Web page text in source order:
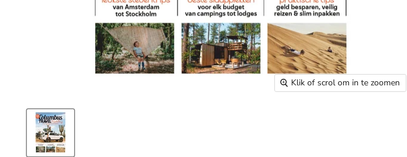
Klik of scrol om in te zoomen